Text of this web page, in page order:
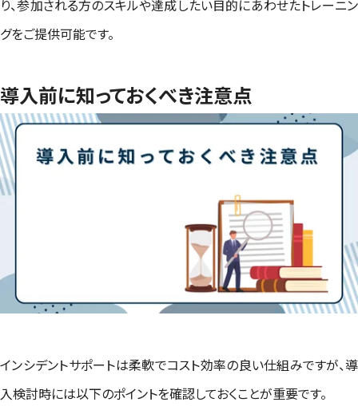
り、参加される方のスキルや達成したい目的にあわせたトレーニン
グをご提供可能です。
導入前に知っておくべき注意点
インシデントサポートは柔軟でコスト効率の良い仕組みですが、導
入検討時には以下のポイントを確認しておくことが重要です。